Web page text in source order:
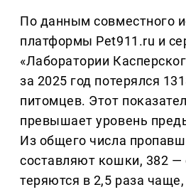
По данным совместного
платформы Pet911.ru и
«Лаборатории
за 2025 год потерялся
питомцев. Этот
превышает уровень
Из общего числа
составляют кошки, 382
теряются в 2,5 раза чаще,